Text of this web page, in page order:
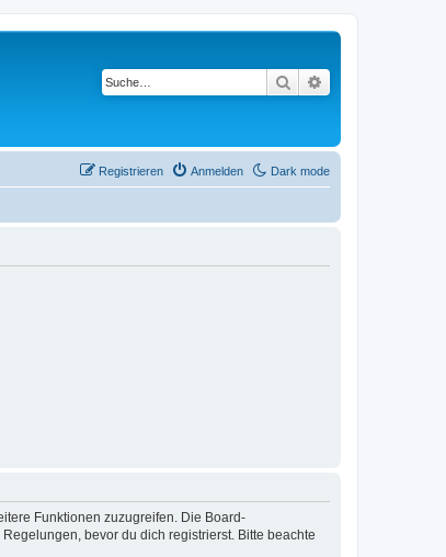
Suche
Dark mode
Anmelden
Registrieren
Funktionen zuzugreifen. Die Board-
bevor du dich registrierst. Bitte beachte